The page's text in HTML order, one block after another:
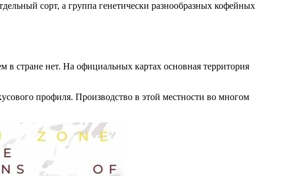
сорт, а группа генетически разнообразных кофейных
стране нет. На официальных картах основная территория
профиля. Производство в этой местности во многом